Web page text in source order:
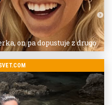
on pa dopustuje z drugo